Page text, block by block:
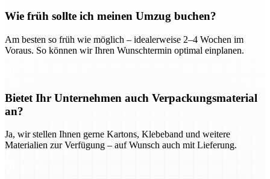
Wie früh sollte ich meinen Umzug buchen?
Am besten so früh wie möglich – idealerweise 2–4 Wochen im
Voraus. So können wir Ihren Wunschtermin optimal einplanen.
Bietet Ihr Unternehmen auch Verpackungsmaterial
an?
Ja, wir stellen Ihnen gerne Kartons, Klebeband und weitere
Materialien zur Verfügung – auf Wunsch auch mit Lieferung.